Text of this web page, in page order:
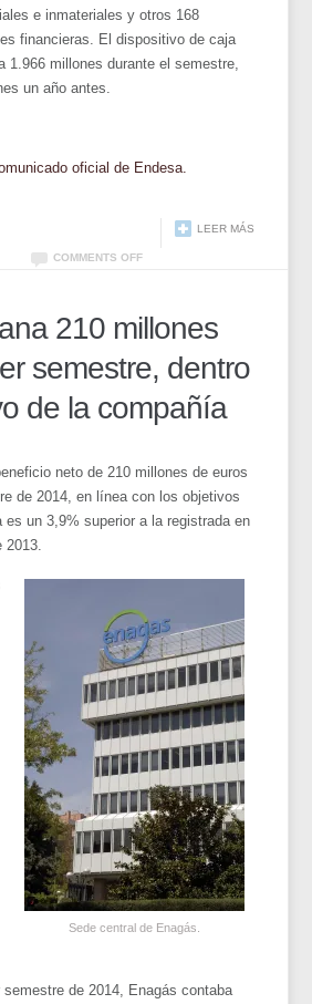
e inmateriales y otros 168
financieras. El dispositivo de caja
1.966 millones durante el semestre,
un año antes.
oficial de Endesa.
LEER MÁS
COMMENTS OFF
210 millones
semestre, dentro
de la compañía
neto de 210 millones de euros
de 2014, en línea con los objetivos
un 3,9% superior a la registrada en
Sede central de Enagás.
de 2014, Enagás contaba